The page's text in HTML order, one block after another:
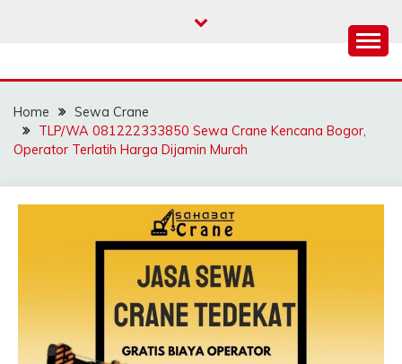
SAHABAT CRANE |
JASA SEWA CRANE |
FORKLIFT | SKYLIFT
Home
Sewa Crane
TLP/WA 081222333850 Sewa Crane Kencana Bogor,
Operator Terlatih Harga Dijamin Murah